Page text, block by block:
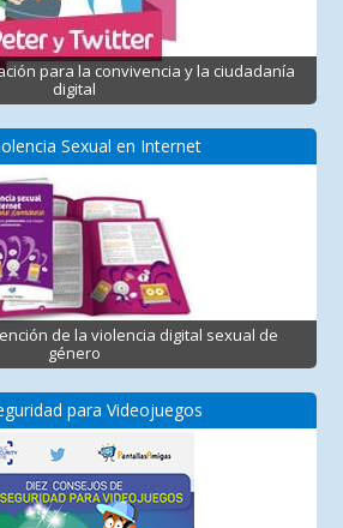
para la convivencia y la ciudadanía
digital
Sexual en Internet
de la violencia digital sexual de
género
para Videojuegos